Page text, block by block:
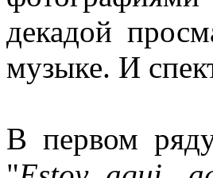
декадой
музыке. И
В первом